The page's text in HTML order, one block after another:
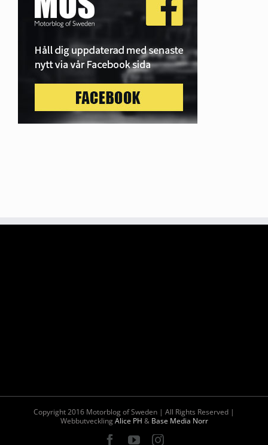
Copyright 2016 Motorblog of Sweden | All Rights Reserved |
WebbutvecklingAlice PH & Base Media Norr
Facebook
YouTubeInstagram